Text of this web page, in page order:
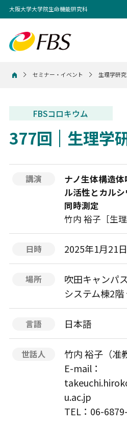
大阪大学大学院生命機能研究科
ホームセミナー・イベント 生理学研
FBSコロキウム
377回 生理学
講演
ナノ生体構造
ル活性とカル
同時測定
竹内 裕子［生
日時 2025年1月21
場所
吹田キャンパ
システム棟2
言語 日本語
世話人
竹内 裕子（准
E-mail：
u.ac.jp
TEL：06-